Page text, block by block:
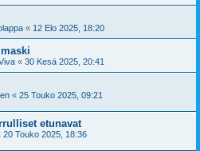
« 12 Elo 2025, 18:20
« 30 Kesä 2025, 20:41
« 25 Touko 2025, 09:21
etunavat
20 Touko 2025, 18:36